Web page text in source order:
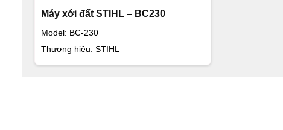
Máy xới đất STIHL – BC230
Model: BC-230
Thương hiệu: STIHL